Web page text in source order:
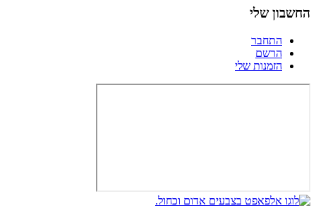
החשבון שלי
התחבר
הרשם
הזמנות שלי